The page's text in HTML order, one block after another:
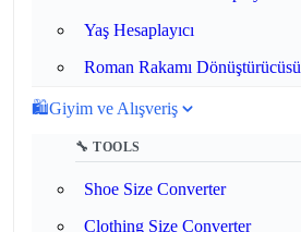
Yaş Hesaplayıcı
Roman Rakamı Dönüştürücüsü
🛍️Giyim ve Alışveriş
🔧 TOOLS
Shoe Size Converter
Clothing Size Converter